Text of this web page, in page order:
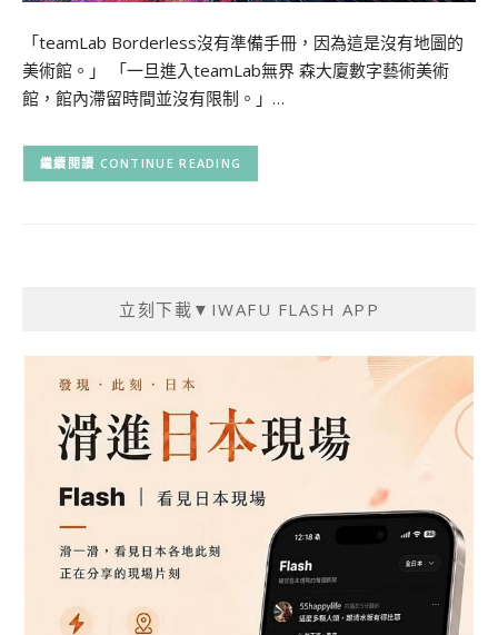
「teamLab Borderless沒有準備手冊，因為這是沒有地圖的
美術館。」 「一旦進入teamLab無界 森大廈數字藝術美術
館，館內滯留時間並沒有限制。」…
CONTINUE READING
立刻下載▼IWAFU FLASH APP